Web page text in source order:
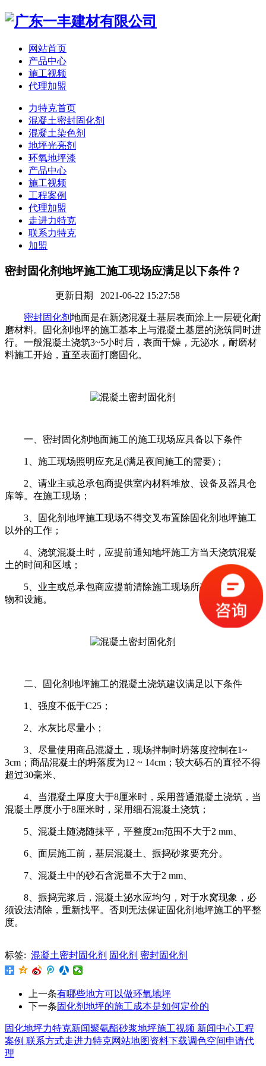
网站首页
产品中心
施工视频
代理加盟
力特克首页
混凝土密封固化剂
混凝土染色剂
地坪光亮剂
环氧地坪漆
产品中心
施工视频
工程案例
代理加盟
走进力特克
联系力特克
加盟
密封固化剂地坪施工施工现场应满足以下条件？
更新日期 2021-06-22 15:27:58
密封固化剂 地面是在新浇混凝土基层表面涂上一层硬化耐
磨材料。固化剂地坪的施工基本上与混凝土基层的浇筑同时进
行。一般混凝土浇筑3~5小时后，表面干燥，无泌水，耐磨材
料施工开始，直至表面打磨固化。
一、密封固化剂地面施工的施工现场应具备以下条件
1、施工现场照明应充足(满足夜间施工的需要)；
2、请业主或总承包商提供室内材料堆放、设备及器具仓
库等。在施工现场；
3、固化剂地坪施工现场不得交叉布置除固化剂地坪施工
以外的工作；
4、浇筑混凝土时，应提前通知地坪施工方当天浇筑混凝
土的时间和区域；
5、业主或总承包商应提前清除施工现场所有不必要的杂
物和设施。
二、固化剂地坪施工的混凝土浇筑建议满足以下条件
1、强度不低于C25；
2、水灰比尽量小；
3、尽量使用商品混凝土，现场拌制时坍落度控制在1~
3cm；商品混凝土的坍落度为12 ~ 14cm；较大砾石的直径不得
超过30毫米、
4、当混凝土厚度大于8厘米时，采用普通混凝土浇筑，当
混凝土厚度小于8厘米时，采用细石混凝土浇筑；
5、混凝土随浇随抹平，平整度2m范围不大于2 mm、
6、面层施工前，基层混凝土、振捣砂浆要充分。
7、混凝土中的砂石含泥量不大于2 mm、
8、振捣完浆后，混凝土泌水应均匀，对于水窝现象，必
须设法清除，重新找平。否则无法保证固化剂地坪施工的平整
度。
标签: 混凝土密封固化剂 固化剂 密封固化剂
上一条有哪些地方可以做环氧地坪
下一条固化剂地坪的施工成本是如何定价的
固化地坪力特克新闻聚氨酯砂浆地坪施工视频 新闻中心工程
案例 联系方式走进力特克网站地图资料下载调色空间申请代
理